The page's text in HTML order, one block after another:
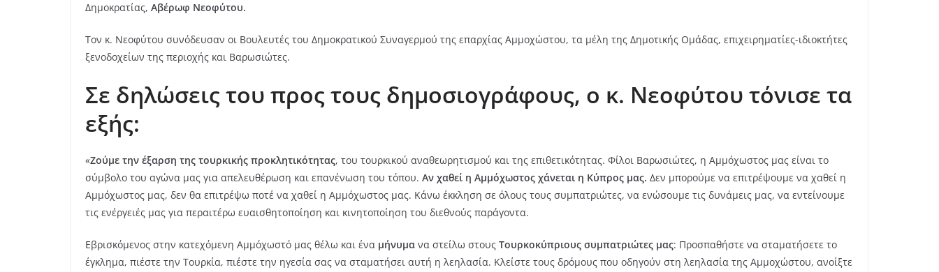
Δημοκρατίας, Αβέρωφ Νεοφύτου.
Τον κ. Νεοφύτου συνόδευσαν οι Βουλευτές του Δημοκρατικού Συναγερμού της επαρχίας Αμμοχώστου, τα μέλη της Δημοτικής Ομάδας, επιχειρηματίες-ιδιοκτήτες
ξενοδοχείων της περιοχής και Βαρωσιώτες.
Σε δηλώσεις του προς τους δημοσιογράφους, ο κ. Νεοφύτου τόνισε τα
εξής:
«Ζούμε την έξαρση της τουρκικής προκλητικότητας, του τουρκικού αναθεωρητισμού και της επιθετικότητας. Φίλοι Βαρωσιώτες, η Αμμόχωστος μας είναι το
σύμβολο του αγώνα μας για απελευθέρωση και επανένωση του τόπου. Αν χαθεί η Αμμόχωστος χάνεται η Κύπρος μας. Δεν μπορούμε να επιτρέψουμε να χαθεί η
Αμμόχωστος μας, δεν θα επιτρέψω ποτέ να χαθεί η Αμμόχωστος μας. Κάνω έκκληση σε όλους τους συμπατριώτες, να ενώσουμε τις δυνάμεις μας, να εντείνουμε
τις ενέργειές μας για περαιτέρω ευαισθητοποίηση και κινητοποίηση του διεθνούς παράγοντα.
Εβρισκόμενος στην κατεχόμενη Αμμόχωστό μας θέλω και ένα μήνυμα να στείλω στους Τουρκοκύπριους συμπατριώτες μας: Προσπαθήστε να σταματήσετε το
έγκλημα, πιέστε την Τουρκία, πιέστε την ηγεσία σας να σταματήσει αυτή η λεηλασία. Κλείστε τους δρόμους που οδηγούν στη λεηλασία της Αμμοχώστου, ανοίξτε